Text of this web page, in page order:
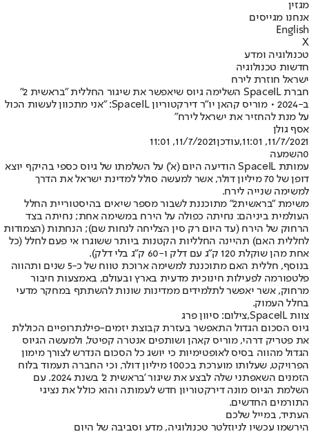
מגזין
אנחנו מגייסים
English
X
טכנולוגיה ומדע
חדשות טכנולוגיה
ישראל חוזרת לירח
חברת SpaceIL השלימה גיוס שיאפשר את שיגור החללית ״בראשית 2״
ב-2024 • מוריס קהאן יו"ר דירקטוריון SpaceIL: "אני מתכוון לעשות הכול
על מנת להחזיר את ישראל לירח"
אסף גולן
11/7/2021, 11:01
,עודכן11/7/2021, 11:01
0השמעה
עמותת SpaceIL הודיעה היום (א') על השלמתו של גיוס כספי בהיקף יוצא
דופן של 70 מיליון דולר, אשר למעשה סולל למדינת ישראל את הדרך
למשימה שנייה לירח.
משימת ״בראשית2״ מתוכננת לשבור מספר שיאים בהיסטוריית החלל
העולמית ביניהם: נחיתה כפולה על הירח במשימה אחת; נחיתה בצד
הרחוק של הירח (עד היום רק סין הצליחה לנחות שם); הנחתות (הצמודות
לחללית האם) תהיינה החלליות הקטנות ביותר ששוגרו אי פעם לחלל (כל
אחת מהן שוקלת 120 ק"ג עם דלק ו-60 ק"ג בלי דלק).
בנוסף, חללית האם מתוכננת למשימה ארוכת טווח של כ-5 שנים ותהווה
פלטפורמה לפעילות חינוכית מדעית בארץ ובעולם, באמצעות חיבור
מרחוק, אשר יאפשר לתלמידים ממדינות שונות להשתתף במחקר מדעי
בחלל העמוק.
צוות SpaceIL,צילום: סיוון פרג
גיוס הסכום הגדול התאפשר בעזרת קבוצת יזמים-פילנתרופיים הכוללת
את פטריק דרהי, מוריס קאהן ושותפים אנטרה קפיטל, ולמעשה הגיוס
הגדול מהווה בסיס לאופטימיות כי יושג כל הסכום הנדרש לצורך מימון
הפרויקט, שעלותו מוערכת בכ100 מיליון דולר, וכי החברה תעמוד בלוח
הזמנים השאפתני שלה לבצע את שיגור 'בראשית 2' בשנת 2024. עם
השלמת הגיוס מונה דירקטוריון חדש לעמותה והוא כולל את נציגי
התורמים החדשים.
העתיד, במייל שלכם
הירשמו עכשיו לניוזלטר טכנולוגיה, מדע וסביבה של היום